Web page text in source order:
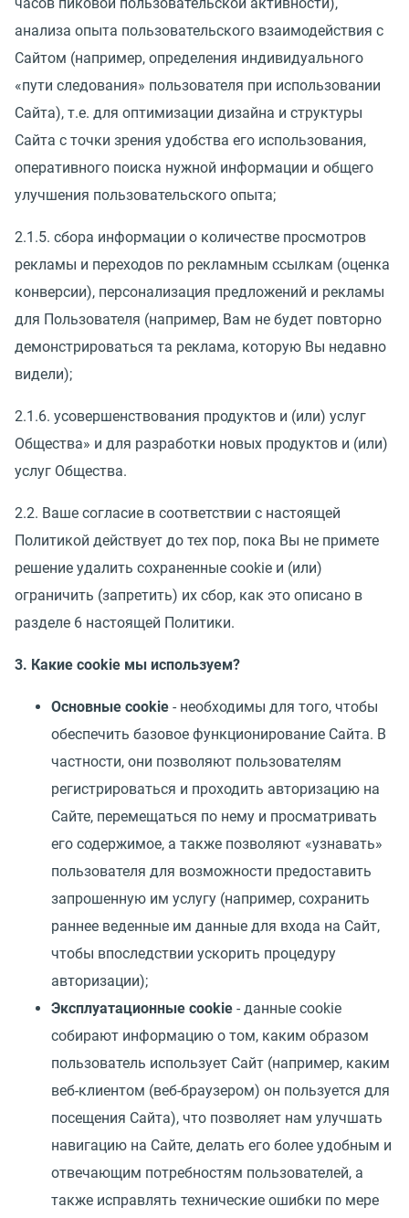
часов пиковой пользовательской активности),
анализа опыта пользовательского взаимодействия с
Сайтом (например, определения индивидуального
«пути следования» пользователя при использовании
Сайта), т.е. для оптимизации дизайна и структуры
Сайта с точки зрения удобства его использования,
оперативного поиска нужной информации и общего
улучшения пользовательского опыта;
2.1.5. сбора информации о количестве просмотров
рекламы и переходов по рекламным ссылкам (оценка
конверсии), персонализация предложений и рекламы
для Пользователя (например, Вам не будет повторно
демонстрироваться та реклама, которую Вы недавно
видели);
2.1.6. усовершенствования продуктов и (или) услуг
Общества» и для разработки новых продуктов и (или)
услуг Общества.
2.2. Ваше согласие в соответствии с настоящей
Политикой действует до тех пор, пока Вы не примете
решение удалить сохраненные cookie и (или)
ограничить (запретить) их сбор, как это описано в
разделе 6 настоящей Политики.
3. Какие cookie мы используем?
Основные cookie - необходимы для того, чтобы
обеспечить базовое функционирование Сайта. В
частности, они позволяют пользователям
регистрироваться и проходить авторизацию на
Сайте, перемещаться по нему и просматривать
его содержимое, а также позволяют «узнавать»
пользователя для возможности предоставить
запрошенную им услугу (например, сохранить
раннее веденные им данные для входа на Сайт,
чтобы впоследствии ускорить процедуру
авторизации);
Эксплуатационные cookie - данные cookie
собирают информацию о том, каким образом
пользователь использует Сайт (например, каким
веб-клиентом (веб-браузером) он пользуется для
посещения Сайта), что позволяет нам улучшать
навигацию на Сайте, делать его более удобным и
отвечающим потребностям пользователей, а
также исправлять технические ошибки по мере